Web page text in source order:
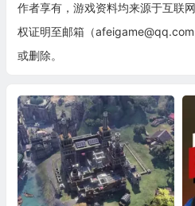
作者享有，游戏资料均来源于互联
权证明至邮箱（
或删除。